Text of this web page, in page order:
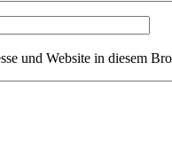
und Website in diesem